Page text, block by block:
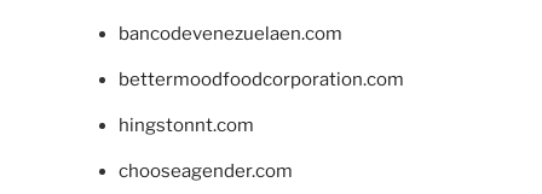
bancodevenezuelaen.com
bettermoodfoodcorporation.com
hingstonnt.com
chooseagender.com